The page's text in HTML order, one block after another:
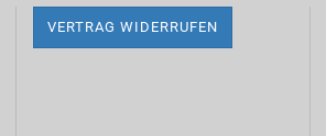
VERTRAG WIDERRUFEN